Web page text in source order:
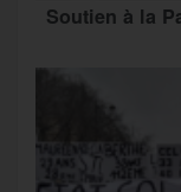
Soutien à la